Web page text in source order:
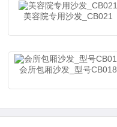
美容院专用沙发_CB021
会所包厢沙发_型号CB018